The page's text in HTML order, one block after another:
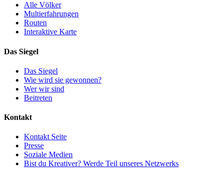
Alle Völker
Multierfahrungen
Routen
Interaktive Karte
Das Siegel
Das Siegel
Wie wird sie gewonnen?
Wer wir sind
Beitreten
Kontakt
Kontakt Seite
Presse
Soziale Medien
Bist du Kreativer? Werde Teil unseres Netzwerks